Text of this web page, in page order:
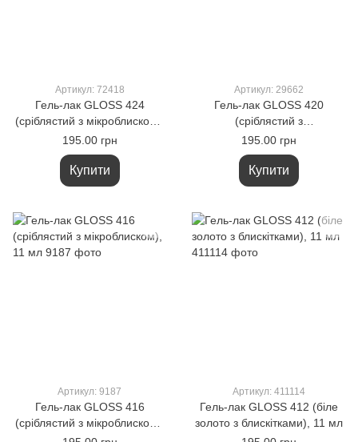
Артикул: 72418
Гель-лак GLOSS 424
(сріблястий з мікроблиском),
11 мл
195.00 грн
Купити
Артикул: 29662
Гель-лак GLOSS 420
(сріблястий з
голографічними
блискітками), 11 мл
195.00 грн
Купити
Артикул: 9187
Гель-лак GLOSS 416
(сріблястий з мікроблиском),
11 мл
Артикул: 411114
Гель-лак GLOSS 412 (біле
золото з блискітками), 11 мл